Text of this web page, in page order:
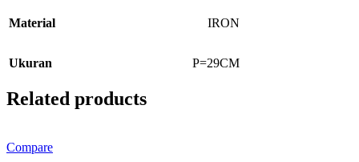
Material IRON
Ukuran P=29CM
Related products
Compare